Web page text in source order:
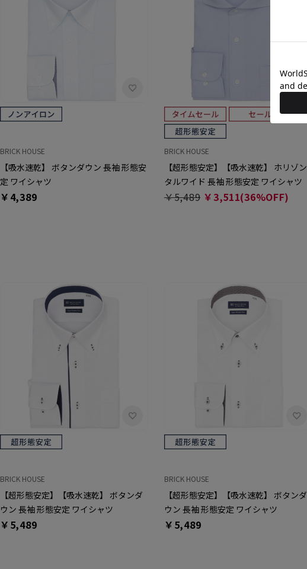
BRICK HOUSE
【吸水速乾】 ボタンダウン 長袖 形態安
定 ワイシャツ
￥4,389
BRICK HOUSE
【超形態安定】【吸水速乾】 ホリゾン
タルワイド 長袖 形態安定 ワイシャツ
￥5,489 ￥3,511(36%OFF)
BRICK HOUSE
【超形態安定】【吸水速乾】 ボタンダ
ウン 長袖 形態安定 ワイシャツ
￥5,489
BRICK HOUSE
【超形態安定】【吸水速乾】 ボタンダ
ウン 長袖 形態安定 ワイシャツ
￥5,489